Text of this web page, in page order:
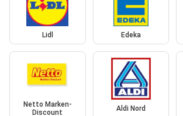
Lidl Edeka
Netto Marken-
Discount
Aldi Nord